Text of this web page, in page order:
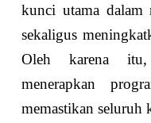
kunci utama dalam
sekaligus
Oleh karena itu,
menerapkan
memastikan seluruh